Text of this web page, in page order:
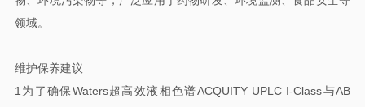
领域。
维护保养建议
1为了确保Waters超高效液相色谱ACQUITY UPLC I-Class与AB